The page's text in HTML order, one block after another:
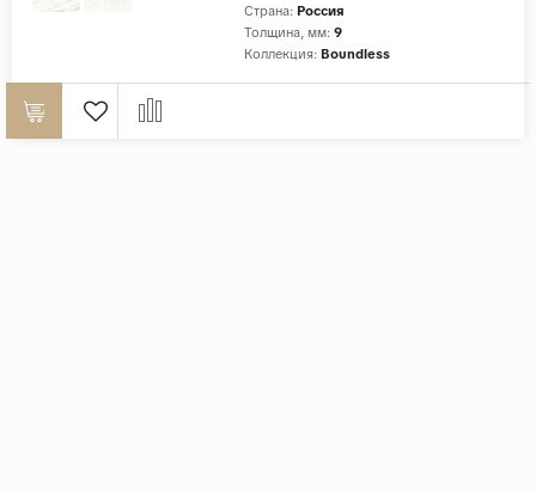
Страна: Россия
Толщина, мм: 9
Коллекция: Boundless